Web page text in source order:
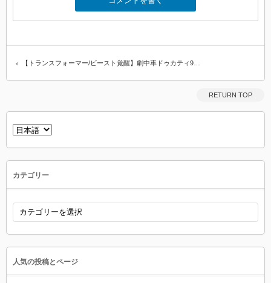
【トランスフォーマー/ビースト覚醒】劇中車ドゥカティ9…
RETURN TOP
言
語
カテゴリー
カ
ゴ
リ
人気の投稿とページ